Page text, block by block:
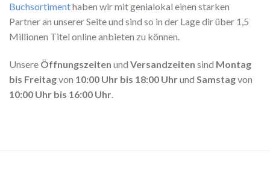
Buchsortimenthaben wir mit genialokal einen starken
Partner an unserer Seite und sind so in der Lage dir über 1,5
Millionen Titel online anbieten zu können.
Unsere Öffnungszeiten und Versandzeiten sind Montag
bis Freitagvon 10:00 Uhr bis 18:00 Uhrund Samstagvon
10:00 Uhr bis 16:00 Uhr.